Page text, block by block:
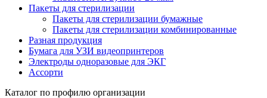
Пакеты для стерилизации
Пакеты для стерилизации бумажные
Пакеты для стерилизации комбинированные
Разная продукция
Бумага для УЗИ видеопринтеров
Электроды одноразовые для ЭКГ
Ассорти
Каталог по профилю организации